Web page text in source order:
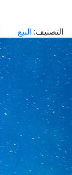
التصنيف: البيع